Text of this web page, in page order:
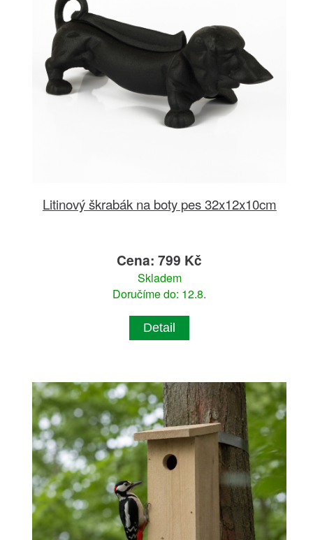
Litinový škrabák na boty pes 32x12x10cm
Cena: 799 Kč
Skladem
Doručíme do: 12.8.
Detail